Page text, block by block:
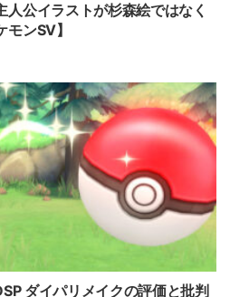
人公イラストが杉森絵ではなく
ンSV】
ダイパリメイクの評価と批判